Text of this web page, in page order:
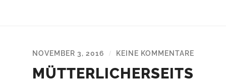
NOVEMBER 3, 2016 / KEINE KOMMENTARE
MÜTTERLICHERSEITS